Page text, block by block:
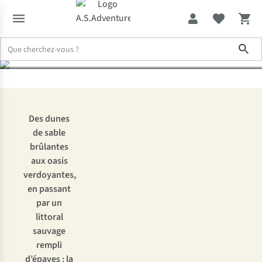
qu’une mer de sable
Des dunes
de sable
brûlantes
aux oasis
verdoyantes,
en passant
par un
littoral
sauvage
rempli
d’épaves : la